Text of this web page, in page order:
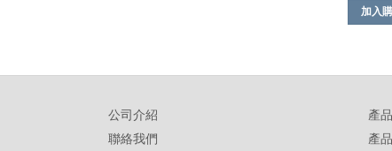
加入
公司介紹
聯絡我們
產
產